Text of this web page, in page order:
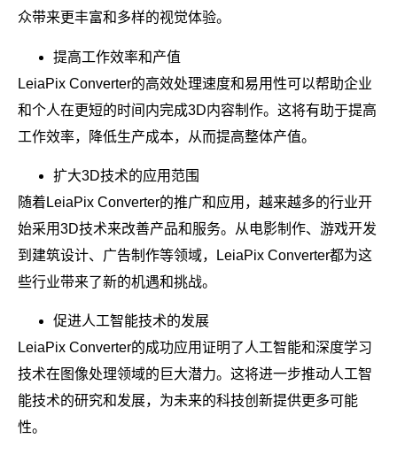
众带来更丰富和多样的视觉体验。
提高工作效率和产值
LeiaPix Converter的高效处理速度和易用性可以帮助企业
和个人在更短的时间内完成3D内容制作。这将有助于提高
工作效率，降低生产成本，从而提高整体产值。
扩大3D技术的应用范围
随着LeiaPix Converter的推广和应用，越来越多的行业开
始采用3D技术来改善产品和服务。从电影制作、游戏开发
到建筑设计、广告制作等领域，LeiaPix Converter都为这
些行业带来了新的机遇和挑战。
促进人工智能技术的发展
LeiaPix Converter的成功应用证明了人工智能和深度学习
技术在图像处理领域的巨大潜力。这将进一步推动人工智
能技术的研究和发展，为未来的科技创新提供更多可能
性。